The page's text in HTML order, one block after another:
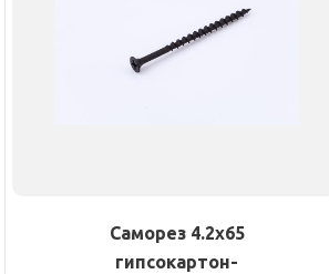
Саморез 4.2х65
гипсокартон-